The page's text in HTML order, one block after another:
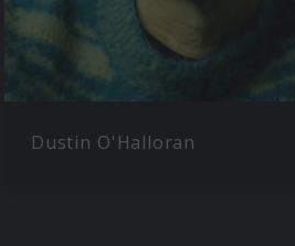
Dustin O'Halloran